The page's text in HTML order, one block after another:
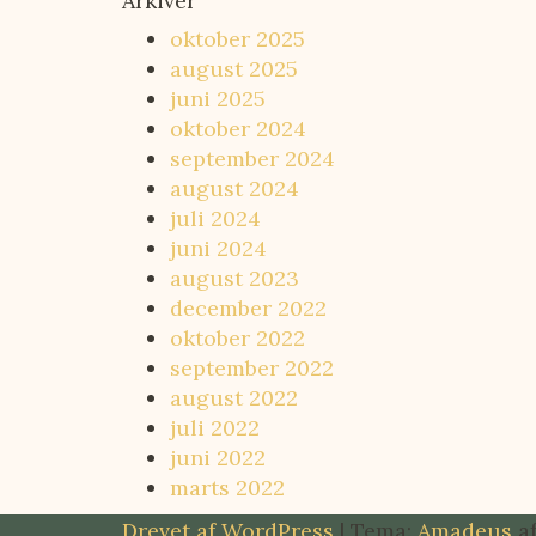
oktober 2025
august 2025
juni 2025
oktober 2024
september 2024
august 2024
juli 2024
juni 2024
august 2023
december 2022
oktober 2022
september 2022
august 2022
juli 2022
juni 2022
marts 2022